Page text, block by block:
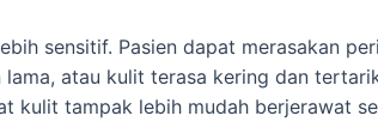
sensitif. Pasien dapat merasakan
atau kulit terasa kering dan
kulit tampak lebih mudah berjerawat